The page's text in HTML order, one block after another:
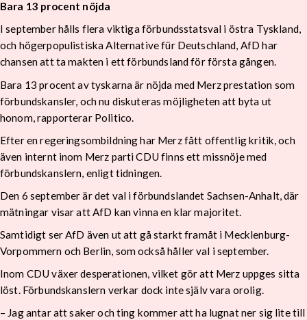
Bara 13 procent nöjda
I september hålls flera viktiga förbundsstatsval i östra Tyskland,
och högerpopulistiska Alternative für Deutschland, AfD har
chansen att ta makten i ett förbundsland för första gången.
Bara 13 procent av tyskarna är nöjda med Merz prestation som
förbundskansler, och nu diskuteras möjligheten att byta ut
honom, rapporterar Politico.
Efter en regeringsombildning har Merz fått offentlig kritik, och
även internt inom Merz parti CDU finns ett missnöje med
förbundskanslern, enligt tidningen.
Den 6 september är det val i förbundslandet Sachsen-Anhalt, där
mätningar visar att AfD kan vinna en klar majoritet.
Samtidigt ser AfD även ut att gå starkt framåt i Mecklenburg-
Vorpommern och Berlin, som också håller val i september.
Inom CDU växer desperationen, vilket gör att Merz uppges sitta
löst. Förbundskanslern verkar dock inte själv vara orolig.
– Jag antar att saker och ting kommer att ha lugnat ner sig lite till